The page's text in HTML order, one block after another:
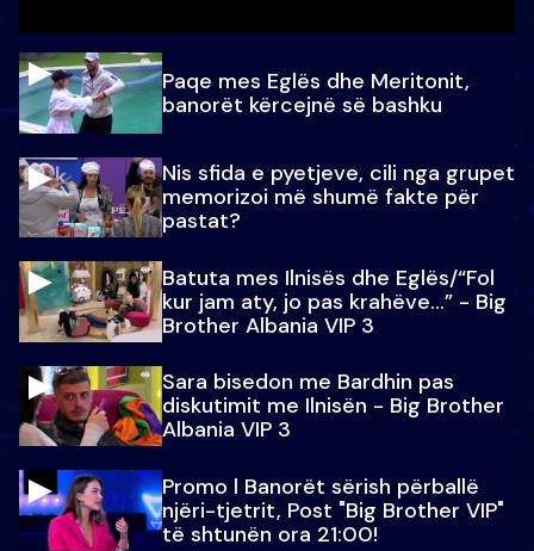
Paqe mes Eglës dhe Meritonit,
banorët kërcejnë së bashku
Nis sfida e pyetjeve, cili nga grupet
memorizoi më shumë fakte për
pastat?
Batuta mes Ilnisës dhe Eglës/“Fol
kur jam aty, jo pas krahëve…” - Big
Brother Albania VIP 3
Sara bisedon me Bardhin pas
diskutimit me Ilnisën - Big Brother
Albania VIP 3
Promo l Banorët sërish përballë
njëri-tjetrit, Post "Big Brother VIP"
të shtunën ora 21:00!